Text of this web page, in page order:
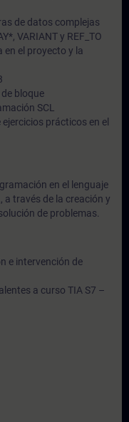
de datos complejas
VARIANT y REF_TO
en el proyecto y la
bloque
SCL
prácticos en el
en el lenguaje
a través de la creación y
de problemas.
e intervención de
a curso TIA S7 –